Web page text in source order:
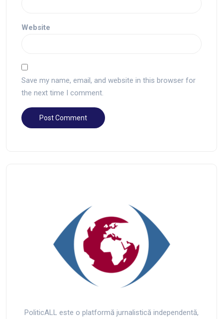
Website
Save my name, email, and website in this browser for
the next time I comment.
PoliticALL este o platformă jurnalistică independentă,